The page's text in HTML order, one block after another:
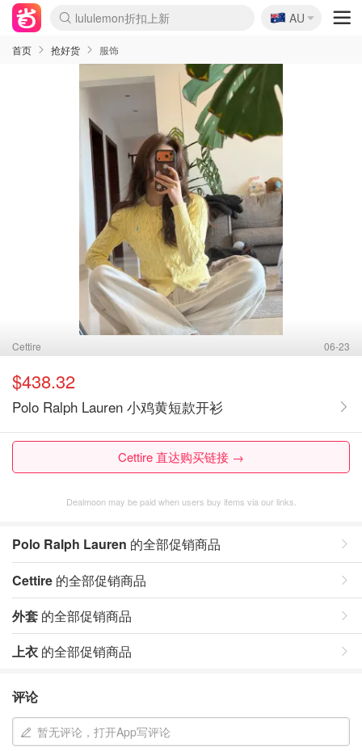
lululemon折扣上新
Sasa美妆护肤3.5折
SSENSE年中2.5折
FreshBeauty好价汇总
Cettire降价+叠9折
WWS Coles超市实拍
viagogo二手票捡漏
Myer超级周末
The Outnet奢牌1折起
David Jones 3折起
Flannels大牌1折
Perfumes Club护肤1折
AMIRO面罩$251
Amazon折扣汇总
eToro入金$200送$50
Amazon数码好物
ICONIC本周7.5折
ThedoubleF高奢地板价
Moose Knuckles 6折
丝芙兰5折起
EUFY摄像头$98
Selenichast首饰2折
Trip机票酒店促销
YSL送5件彩妆礼
Amazon家居好物
Amazon美妆护肤
雅漾大喷$8
过敏原检测盒$33
伊索独家赠50ml沐浴露
科颜氏高保湿面霜$29
SEALIFE海洋馆门票6折
丝塔芙大白罐$16
订阅Newsletter送香薰
Cult Beauty 6.8折
Harrods圣诞日历$525
LN-CC奢牌私促3折
d'Alba空姐喷雾$16
EVE LOM套装£56
Bernardelli独家4折
Adore Beauty 6折起
CT圣诞日历
Mytheresa奢品2.7折
Luxury Escapes 9折
Currentbody美容仪$881
MOON Garden Live
Roborock扫地机$649
Tingo Life水杯$24
Valentino官网5折
CR洗护套装$23
修丽可4件套$159
Myer彩妆2件7折
GANNI官网4.5折
Stylevana韩妆4折
Tessabit高奢8.5折
OGX洗发水$11
Amazon阿德莱德次日达
卡诗8.5折+赠礼
Philips Hue灯具8折
🇦🇺
AU
首页 抢好货 服饰
Cettire 06-23
$438.32
Polo Ralph Lauren 小鸡黄短款开衫
Cettire 直达购买链接 →
Dealmoon may be paid when users buy items via our links.
Polo Ralph Lauren 的全部促销商品
Cettire 的全部促销商品
外套 的全部促销商品
上衣 的全部促销商品
评论
暂无评论，打开App写评论